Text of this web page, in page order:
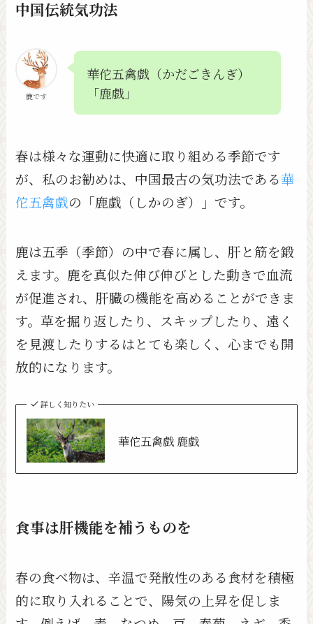
中国伝統気功法
鹿です
華佗五禽戯（かだごきんぎ）
「鹿戯」
春は様々な運動に快適に取り組める季節です
が、私のお勧めは、中国最古の気功法である華
佗五禽戯の「鹿戯（しかのぎ）」です。
鹿は五季（季節）の中で春に属し、肝と筋を鍛
えます。鹿を真似た伸び伸びとした動きで血流
が促進され、肝臓の機能を高めることができま
す。草を掘り返したり、スキップしたり、遠く
を見渡したりするはとても楽しく、心までも開
放的になります。
詳しく知りたい
華佗五禽戯 鹿戯
食事は肝機能を補うものを
春の食べ物は、辛温で発散性のある食材を積極
的に取り入れることで、陽気の上昇を促しま